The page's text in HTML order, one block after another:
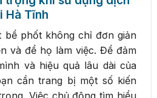
Hà Tĩnh
bể phốt không chỉ đơn giản
và để họ làm việc. Để đảm
và hiệu quả lâu dài của
cần trang bị một số kiến